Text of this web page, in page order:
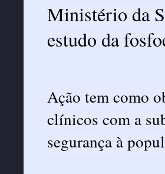
Ministério da
estudo da
Ação tem como
clínicos com a
segurança à